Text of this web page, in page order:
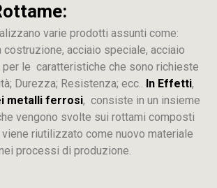
varie prodotti assunti come:
costruzione, acciaio speciale, acciaio
per le caratteristiche che sono richieste
Durezza; Resistenza; ecc.. In Effetti,
metalli ferrosi, consiste in un insieme
vengono svolte sui rottami composti
riutilizzato come nuovo materiale
processi di produzione.